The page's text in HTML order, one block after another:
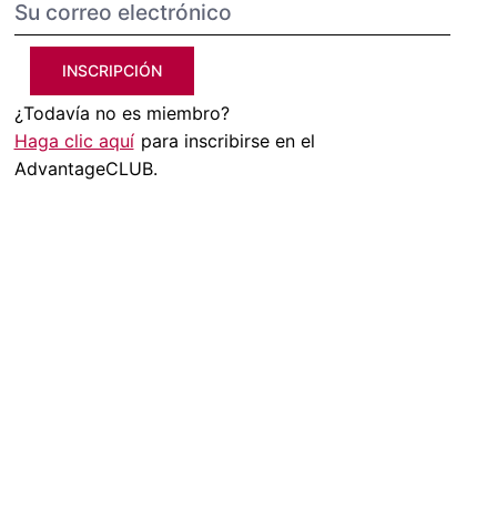
INSCRIPCIÓN
¿Todavía no es miembro?
Haga clic aquí para inscribirse en el
AdvantageCLUB.